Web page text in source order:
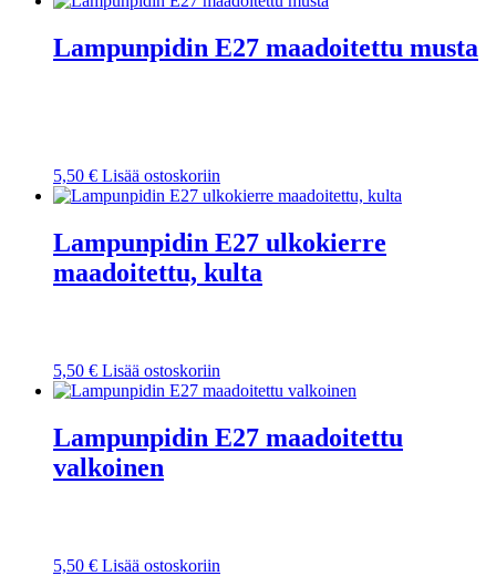
Lampunpidin E27 maadoitettu musta
5,50 € Lisää ostoskoriin
Lampunpidin E27 ulkokierre
maadoitettu, kulta
5,50 € Lisää ostoskoriin
Lampunpidin E27 maadoitettu
valkoinen
5,50 € Lisää ostoskoriin